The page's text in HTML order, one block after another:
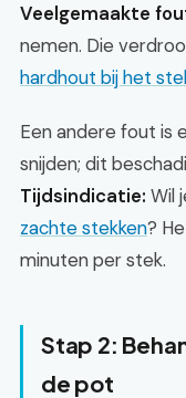
Veelgemaakte
nemen. Die
hardhout bij het
Een andere fout is
snijden; dit
Tijdsindicatie: Wil
zachte stekken?
minuten per stek.
Stap 2:
de pot